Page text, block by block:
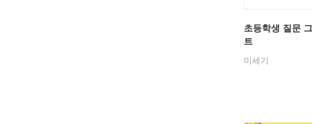
초등학생 질문
트
미세기